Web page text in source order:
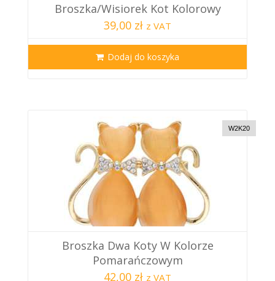
Broszka/wisiorek Kot Kolorowy
39,00 zł z VAT
Dodaj do koszyka
W2K20
Broszka Dwa Koty W Kolorze
Pomarańczowym
42,00 zł z VAT